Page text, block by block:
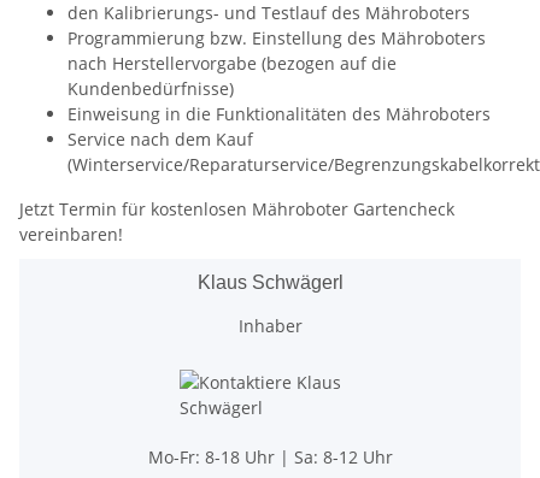
den Kalibrierungs- und Testlauf des Mähroboters
Programmierung bzw. Einstellung des Mähroboters
nach Herstellervorgabe (bezogen auf die
Kundenbedürfnisse)
Einweisung in die Funktionalitäten des Mähroboters
Service nach dem Kauf
(Winterservice/Reparaturservice/
Jetzt Termin für kostenlosen Mähroboter Gartencheck
vereinbaren!
Klaus Schwägerl
Inhaber
Mo-Fr: 8-18 Uhr | Sa: 8-12 Uhr